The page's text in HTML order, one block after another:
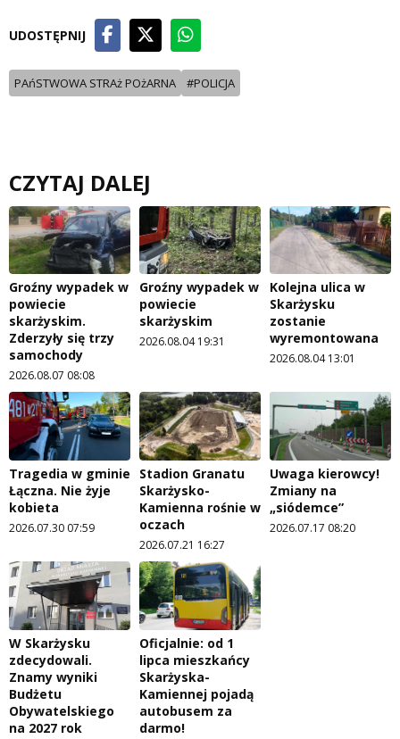
UDOSTĘPNIJ
PAńSTWOWA STRAż POżARNA #POLICJA
CZYTAJ DALEJ
Groźny wypadek w
powiecie
skarżyskim.
Zderzyły się trzy
samochody
2026.08.07 08:08
Groźny wypadek w
powiecie
skarżyskim
2026.08.04 19:31
Kolejna ulica w
Skarżysku
zostanie
wyremontowana
2026.08.04 13:01
Tragedia w gminie
Łączna. Nie żyje
kobieta
2026.07.30 07:59
Stadion Granatu
Skarżysko-
Kamienna rośnie w
oczach
2026.07.21 16:27
Uwaga kierowcy!
Zmiany na
„siódemce”
2026.07.17 08:20
W Skarżysku
zdecydowali.
Znamy wyniki
Budżetu
Obywatelskiego
na 2027 rok
Oficjalnie: od 1
lipca mieszkańcy
Skarżyska-
Kamiennej pojadą
autobusem za
darmo!